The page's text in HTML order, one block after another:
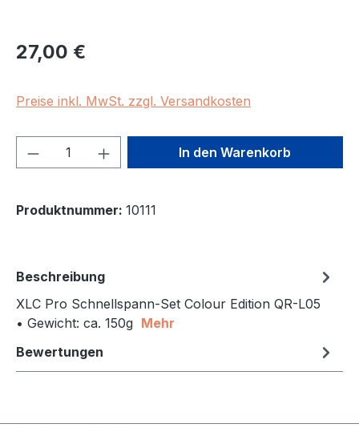
Regulärer Preis:
27,00 €
Preise inkl. MwSt. zzgl. Versandkosten
Produkt Anzahl: Gib denIn den Warenkorb
Produktnummer: 10111
Beschreibung
XLC Pro Schnellspann-Set Colour Edition QR-L05
• Gewicht: ca. 150g Mehr
Bewertungen